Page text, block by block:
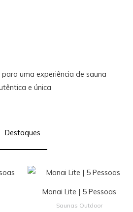
para uma experiência de sauna
e única
Destaques
Monai Lite | 5 Pessoas
Saunas Outdoor